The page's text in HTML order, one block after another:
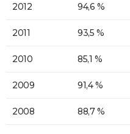
2012 94,6 %
2011 93,5 %
2010 85,1 %
2009 91,4 %
2008 88,7 %